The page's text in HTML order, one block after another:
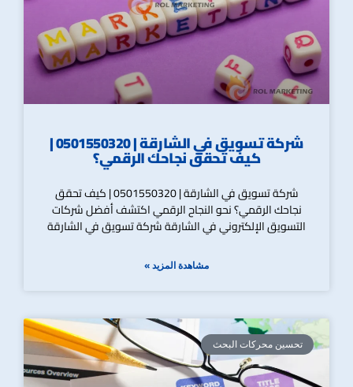
شركة تسويق في الشارقة | 0501550320 |
كيف تحقق نجاحك الرقمي؟
شركة تسويق في الشارقة | 0501550320 | كيف تحقق
نجاحك الرقمي؟ نحو النجاح الرقمي اكتشف أفضل شركات
التسويق الإلكتروني في الشارقة شركة تسويق في الشارقة
مشاهدة المزيد »
تحسين محركات البحث